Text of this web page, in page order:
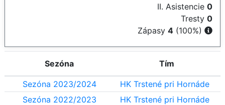
II. Asistencie 0
Tresty 0
Zápasy 4 (100%)
Sezóna Tím
Sezóna 2023/2024
HK Trstené pri Hornáde
Sezóna 2022/2023
HK Trstené pri Hornáde